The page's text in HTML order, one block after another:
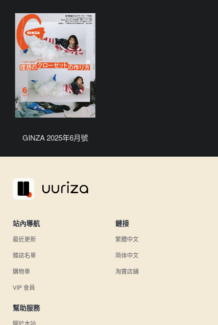
GINZA 2025年6月號
站內導航
最近更新
雜誌名單
購物車
VIP 會員
鏈接
繁體中文
简体中文
淘寶店鋪
幫助服務